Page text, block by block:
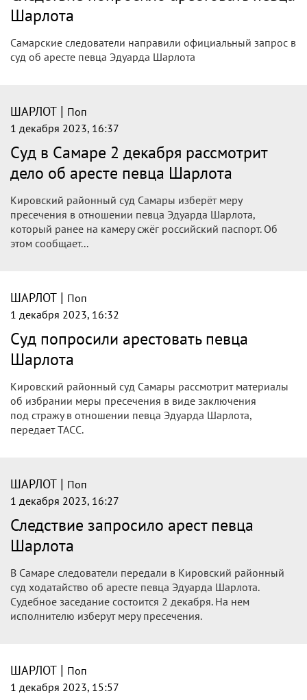
Шарлота
Самарские следователи направили официальный запрос в
суд об аресте певца Эдуарда Шарлота
ШАРЛОТ | Поп
1 декабря 2023, 16:37
Суд в Самаре 2 декабря рассмотрит
дело об аресте певца Шарлота
Кировский районный суд Самары изберёт меру
пресечения в отношении певца Эдуарда Шарлота,
который ранее на камеру сжёг российский паспорт. Об
этом сообщает...
ШАРЛОТ | Поп
1 декабря 2023, 16:32
Суд попросили арестовать певца
Шарлота
Кировский районный суд Самары рассмотрит материалы
об избрании меры пресечения в виде заключения
под стражу в отношении певца Эдуарда Шарлота,
передает ТАСС.
ШАРЛОТ | Поп
1 декабря 2023, 16:27
Следствие запросило арест певца
Шарлота
В Самаре следователи передали в Кировский районный
суд ходатайство об аресте певца Эдуарда Шарлота.
Судебное заседание состоится 2 декабря. На нем
исполнителю изберут меру пресечения.
ШАРЛОТ | Поп
1 декабря 2023, 15:57